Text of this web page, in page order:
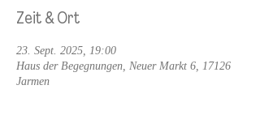
Zeit & Ort
23. Sept. 2025, 19:00
Haus der Begegnungen, Neuer Markt 6, 17126
Jarmen